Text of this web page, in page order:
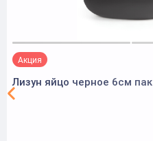
Акция
Лизун яйцо черное 6см пак